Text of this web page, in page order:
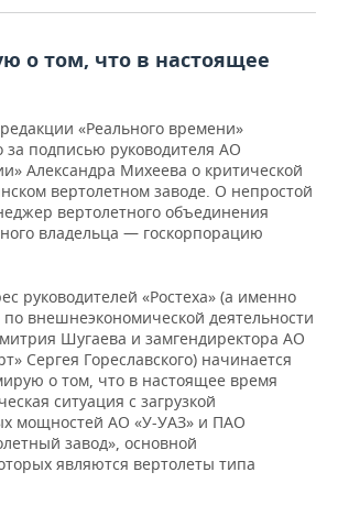
СПОРТА
о том, что в настоящее
«Реального времени»
за подписью руководителя АО
Александра Михеева о критической
вертолетном заводе. О непростой
вертолетного объединения
владельца — госкорпорацию
руководителей «Ростеха» (а именно
внешнеэкономической деятельности
Шугаева и замгендиректора АО
Сергея Гореславского) начинается
о том, что в настоящее время
ситуация с загрузкой
мощностей АО «У-УАЗ» и ПАО
завод», основной
являются вертолеты типа